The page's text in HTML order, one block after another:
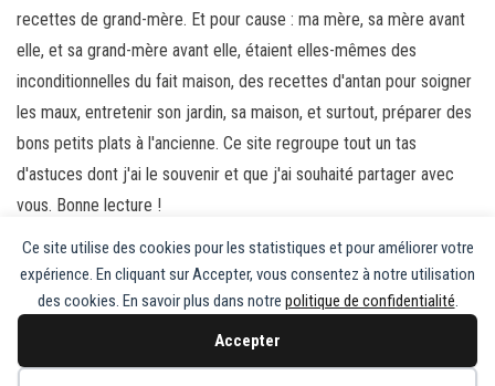
Ce site utilise des cookies pour les statistiques et pour améliorer votre
expérience. En cliquant sur Accepter, vous consentez à notre utilisation
des cookies. En savoir plus dans notre politique de confidentialité.
Accepter
recettes de grand-mère. Et pour cause : ma mère, sa mère avant
elle, et sa grand-mère avant elle, étaient elles-mêmes des
inconditionnelles du fait maison, des recettes d'antan pour soigner
les maux, entretenir son jardin, sa maison, et surtout, préparer des
bons petits plats à l'ancienne. Ce site regroupe tout un tas
d'astuces dont j'ai le souvenir et que j'ai souhaité partager avec
vous. Bonne lecture !
Laisser un commentaire
Vous devezvous connecter pour publier un commentaire.
Copyright © Recette de Grand-Mère